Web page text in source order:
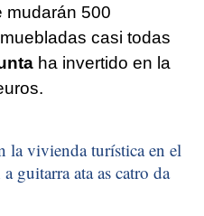
mudarán 500
casi todas
ha invertido en la
la vivienda turística en el
guitarra ata as catro da